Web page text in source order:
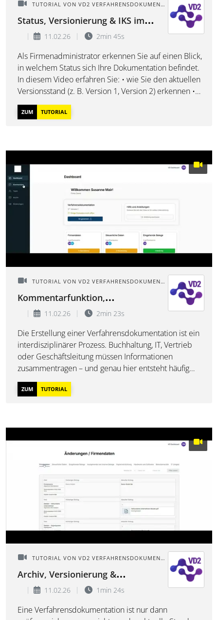
TUTORIAL VON VD2 VERFAHRENSDOKUMENTATION
Status, Versionierung & IKS im
Dashboard Überblick
11.02.26 2min 45s
Als Firmenadministrator erkennen Sie auf einen Blick,
in welchem Status sich Ihre Dokumentation befindet.
In diesem Video erfahren Sie: • wie Sie den aktuellen
Versionsstand (z. B. Version 1, Version 2) erkennen •
was die Statusfarben bedeuten (rot, gelb, grün) • wie
Sie sehen, welche Benutze...
ZUM TUTORIAL
TUTORIAL VON VD2 VERFAHRENSDOKUMENTATION
Kommentarfunktion,
Rollenmarkierung & Transparenz
11.02.26 2min 23s
Die Erstellung einer Verfahrensdokumentation ist ein
interdisziplinärer Prozess. Buchhaltung, IT, Vertrieb
oder Geschäftsleitung müssen Informationen
zusammentragen – und genau hier entsteht häufig
unnötiges E-Mail-Pingpong. In diesem Video erfahren
Sie: • wie Sie mit der integrierten Kommentar...
ZUM TUTORIAL
TUTORIAL VON VD2 VERFAHRENSDOKUMENTATION
Archiv, Versionierung &
Änderungsnachweise in der
Verfahrensdokumentation
11.02.26 1min 24s
Eine Verfahrensdokumentation ist nur dann